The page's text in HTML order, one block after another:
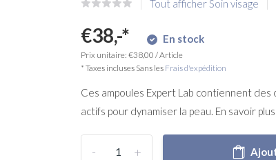
Tout afficher Soin visage
€38,-* En stock
Prix unitaire:€38,00 /Article
* Taxes incluses Sans les Frais d'expédition
Ces ampoules Expert Lab contiennent
actifs pour dynamiser la peau. En savoir
+
-